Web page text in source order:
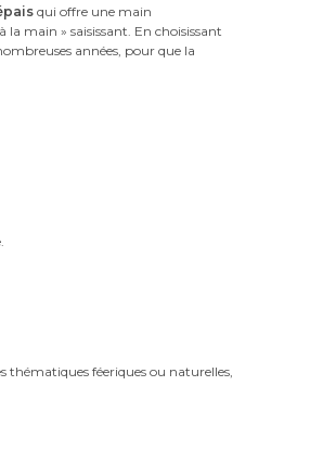
qui offre une main
main » saisissant. En choisissant
années, pour que la
thématiques féeriques ou naturelles,